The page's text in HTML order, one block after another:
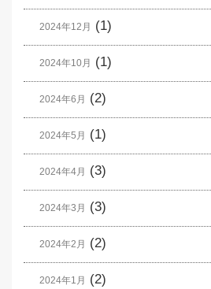
2024年12月 (1)
2024年10月 (1)
2024年6月 (2)
2024年5月 (1)
2024年4月 (3)
2024年3月 (3)
2024年2月 (2)
2024年1月 (2)